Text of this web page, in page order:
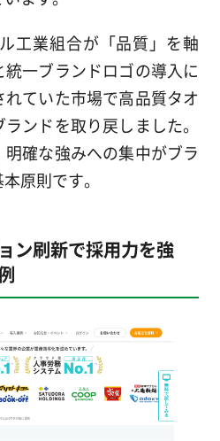
工業組合が「品質」を軸
一ブランドロゴの導入に
ていた市場で高品質タオ
ンドを取り戻しました。
確な強みへの集中がブラ
原則です。
ン刷新で採用力を強